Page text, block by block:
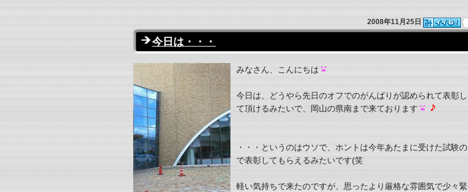
2008年11月25日
今日は・・・
みなさん、こんにちは
今日は、どうやら先日のオフでのがんばりが認められて表彰し
て頂けるみたいで、岡山の県南まで来ております
・・・というのはウソで、ホントは今年あたまに受けた試験の
で表彰してもらえるみたいです(笑
軽い気持ちで来たのですが、思ったより厳格な雰囲気で少々緊